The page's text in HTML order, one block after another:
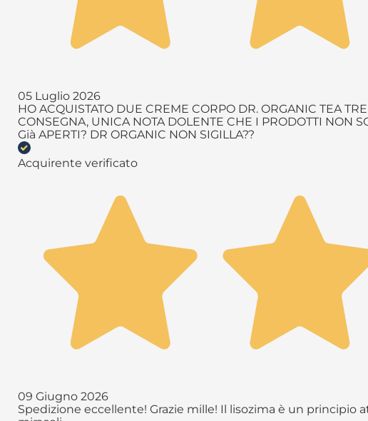
05 Luglio 2026
HO ACQUISTATO DUE CREME CORPO DR. ORGANIC TEA
CONSEGNA, UNICA NOTA DOLENTE CHE I PRODOTTI NON
Già APERTI? DR ORGANIC NON SIGILLA??
Acquirente verificato
09 Giugno 2026
Spedizione eccellente! Grazie mille! Il lisozima è un